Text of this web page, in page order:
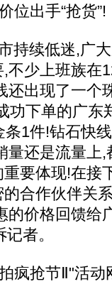
位出手“抢货”!
续低迷,广大
不少上班族在
还出现了一个
下单的广东
1件!钻石快
量还是流量上
要体现!在接
合作伙伴关
价格回馈给
者。
抢节Ⅱ"活动